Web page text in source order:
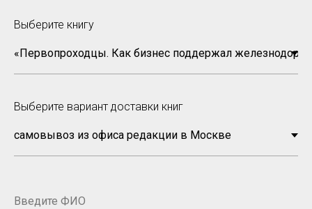
Выберите книгу
Выберите вариант доставки книг